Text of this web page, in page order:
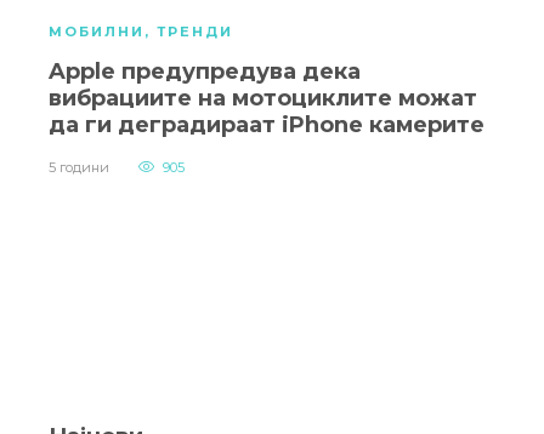
МОБИЛНИ , ТРЕНДИ
Apple предупредува дека
вибрациите на мотоциклите можат
да ги деградираат iPhone камерите
5 години 905